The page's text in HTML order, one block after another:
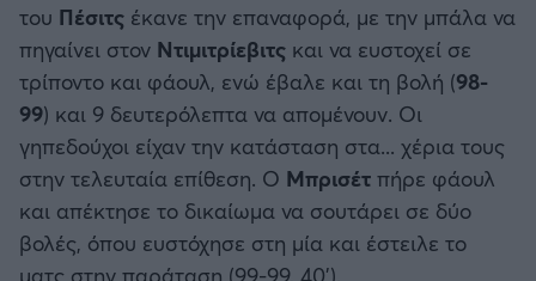
του Πέσιτς έκανε την επαναφορά, με την μπάλα να
πηγαίνει στον Ντιμιτρίεβιτς και να ευστοχεί σε
τρίποντο και φάουλ, ενώ έβαλε και τη βολή (98-
99) και 9 δευτερόλεπτα να απομένουν. Οι
γηπεδούχοι είχαν την κατάσταση στα... χέρια τους
στην τελευταία επίθεση. Ο Μπρισέτ πήρε φάουλ
και απέκτησε το δικαίωμα να σουτάρει σε δύο
βολές, όπου ευστόχησε στη μία και έστειλε το
ματς στην παράταση (99-99, 40').